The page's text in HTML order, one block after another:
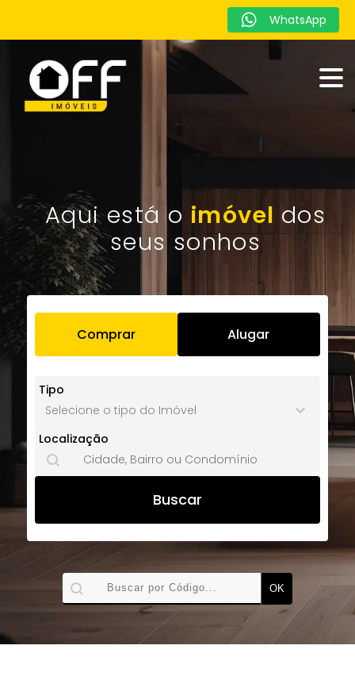
WhatsApp
imóvel
Comprar Alugar
Tipo
Tipo
Tipo
Localização
Localização
Localização
Buscar
Buscar por Código OK